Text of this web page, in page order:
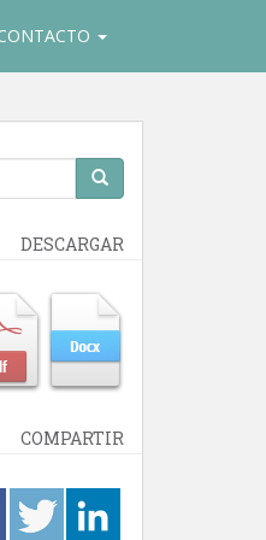
DESCARGAR
COMPARTIR